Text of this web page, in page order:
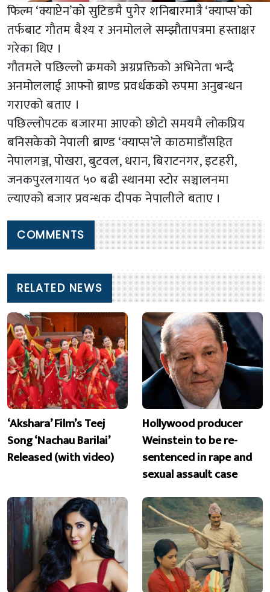
फिल्म ‘क्याप्टेन’को सुटिङमै पुगेर शनिबारमात्रै ‘क्याप्स’को
तर्फबाट गौतम बैश्य र अनमोलले सम्झौतापत्रमा हस्ताक्षर
गरेका थिए ।
गौतमले पछिल्लो क्रमको अग्रप्रक्तिको अभिनेता भन्दै
अनमोललाई आफ्नो ब्राण्ड प्रवर्धकको रुपमा अनुबन्धन
गराएको बताए ।
पछिल्लोपटक बजारमा आएको छोटो समयमै लोकप्रिय
बनिसकेको नेपाली ब्राण्ड ‘क्याप्स’ले काठमाडौंसहित
नेपालगञ्ज, पोखरा, बुटवल, धरान, बिराटनगर, इटहरी,
जनकपुरलगायत ५० बढी स्थानमा स्टोर सञ्चालनमा
ल्याएको बजार प्रवन्धक दीपक नेपालीले बताए ।
COMMENTS
RELATED NEWS
‘Akshara’ Film’s Teej
Song ‘Nachau Barilai’
Released (with video)
Hollywood producer
Weinstein to be re-
sentenced in rape and
sexual assault case